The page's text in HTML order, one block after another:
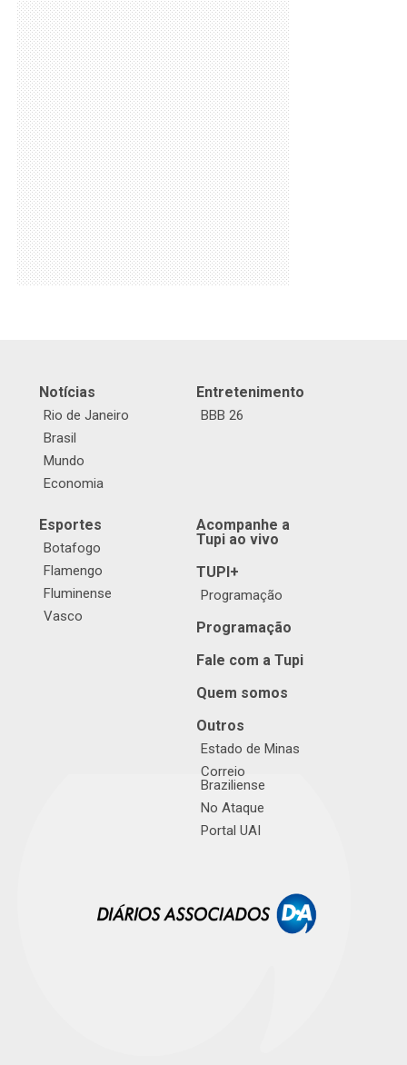
Notícias
Rio de Janeiro
Brasil
Mundo
Economia
Entretenimento
BBB 26
Esportes
Botafogo
Flamengo
Fluminense
Vasco
Acompanhe a
Tupi ao vivo
TUPI+
Programação
Programação
Fale com a Tupi
Quem somos
Outros
Estado de Minas
Correio
Braziliense
No Ataque
Portal UAI